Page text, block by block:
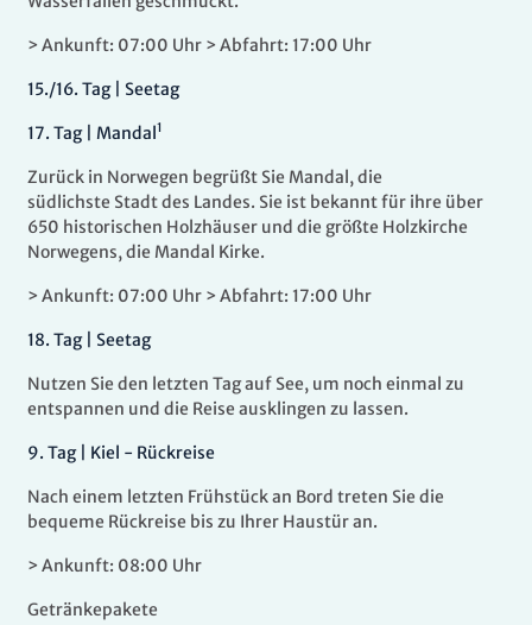
> Ankunft: 07:00 Uhr > Abfahrt: 17:00 Uhr
15./16. Tag | Seetag
17. Tag | Mandal1
Zurück in Norwegen begrüßt Sie Mandal, die
südlichste Stadt des Landes. Sie ist bekannt für ihre über
650 historischen Holzhäuser und die größte Holzkirche
Norwegens, die Mandal Kirke.
> Ankunft: 07:00 Uhr > Abfahrt: 17:00 Uhr
18. Tag | Seetag
Nutzen Sie den letzten Tag auf See, um noch einmal zu
entspannen und die Reise ausklingen zu lassen.
9. Tag | Kiel - Rückreise
Nach einem letzten Frühstück an Bord treten Sie die
bequeme Rückreise bis zu Ihrer Haustür an.
> Ankunft: 08:00 Uhr
Getränkepakete